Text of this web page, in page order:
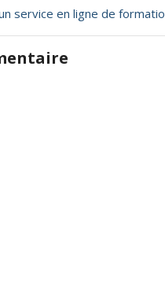
en ligne de formation à l’orthographe